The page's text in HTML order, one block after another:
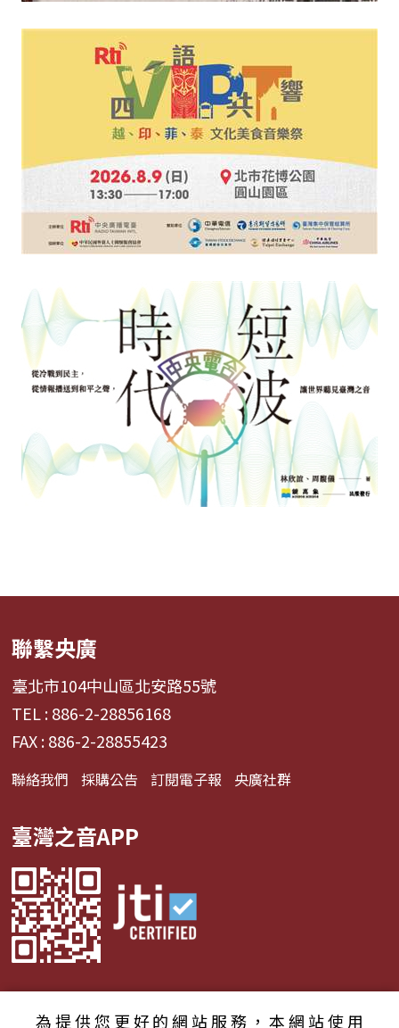
聯繫央廣
臺北市104中山區北安路55號
TEL : 886-2-28856168
FAX : 886-2-28855423
聯絡我們 採購公告 訂閱電子報 央廣社群
臺灣之音APP
為提供您更好的網站服務，本網站使用